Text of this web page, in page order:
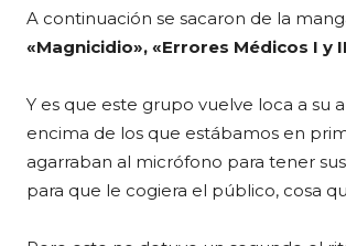
A continuación se sacaron de la
«Magnicidio», «Errores Médicos I y
Y es que este grupo vuelve loca a su
encima de los que estábamos en
agarraban al micrófono para tener
para que le cogiera el público, cosa